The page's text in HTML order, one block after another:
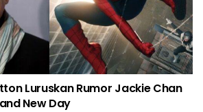
Luruskan Rumor Jackie Chan
New Day